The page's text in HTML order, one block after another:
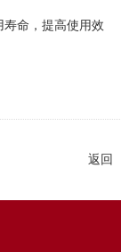
命，提高使用效
返回